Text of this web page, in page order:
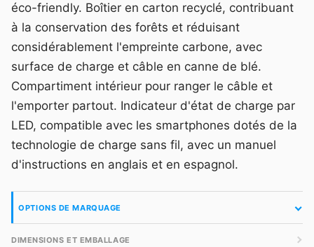
éco-friendly. Boîtier en carton recyclé, contribuant
à la conservation des forêts et réduisant
considérablement l'empreinte carbone, avec
surface de charge et câble en canne de blé.
Compartiment intérieur pour ranger le câble et
l'emporter partout. Indicateur d'état de charge par
LED, compatible avec les smartphones dotés de la
technologie de charge sans fil, avec un manuel
d'instructions en anglais et en espagnol.
OPTIONS DE MARQUAGE
DIMENSIONS ET EMBALLAGE